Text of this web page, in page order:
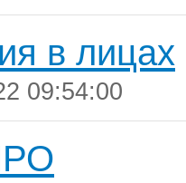
в лицах
09:54:00